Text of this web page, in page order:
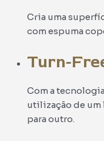
Cria uma
com espuma
Turn-
Com a
utilização de um
para outro.